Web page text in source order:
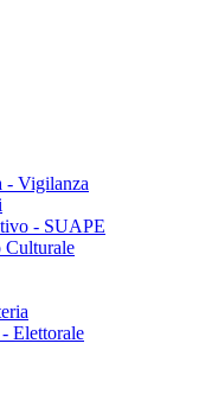
- Vigilanza
- SUAPE
Culturale
Elettorale